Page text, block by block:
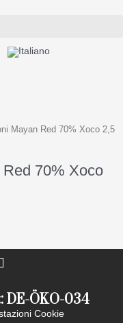
Mayan Red 70% Xoco 2,5
70% Xoco
ÖKO-034
Cookie